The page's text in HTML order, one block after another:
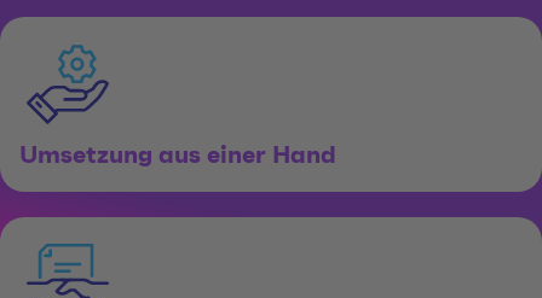
Umsetzung aus einer Hand